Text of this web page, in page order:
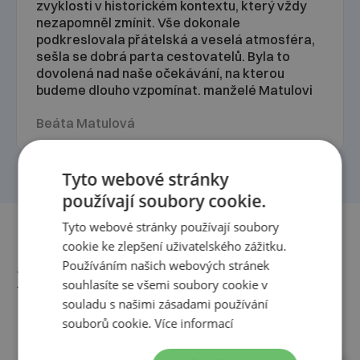
zvyklosti v historickém kontextu, který vždy
nezapomněl zmínit. Vše dokonale
podkreslovala přátelská a veselá atmosféra,
sešla se dobrá parta cestovatelů. Byla to
dovolená nad naše očekávání, na kterou
budeme dlouho vzpomínat. manželé Matulovi
Beáta Matulová
Další termíny
Tyto webové stránky
používají soubory cookie.
Tyto webové stránky používají soubory
cookie ke zlepšení uživatelského zážitku.
Používáním našich webových stránek
souhlasíte se všemi soubory cookie v
souladu s našimi zásadami používání
souborů cookie.Více informací